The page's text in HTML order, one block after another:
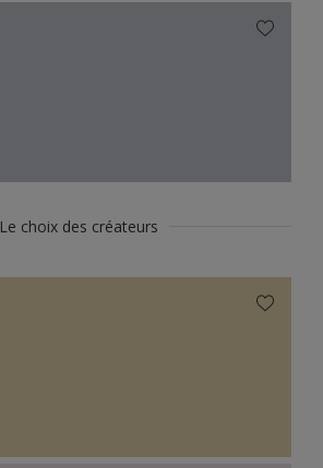
Le choix des créateurs